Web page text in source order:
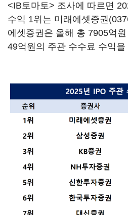
<IB토마토> 조사에 따르면
수익 1위는 미래에셋증권
에셋증권은 올해 총 7905억
49억원의 주관 수수료 수익을